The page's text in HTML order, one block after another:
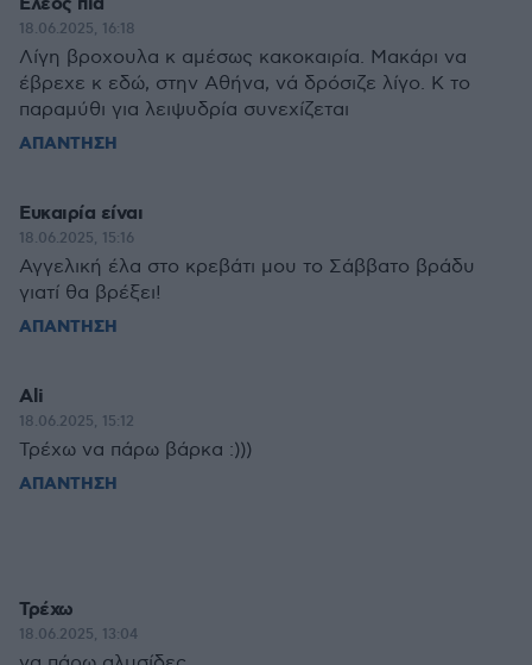
18.06.2025, 16:18
Λίγη βροχουλα κ αμέσως κακοκαιρία. Μακάρι να
έβρεχε κ εδώ, στην Αθήνα, νά δρόσιζε λίγο. Κ το
παραμύθι για λειψυδρία συνεχίζεται
ΑΠΑΝΤΗΣΗ
Ευκαιρία είναι
18.06.2025, 15:16
Αγγελική έλα στο κρεβάτι μου το Σάββατο βράδυ
γιατί θα βρέξει!
ΑΠΑΝΤΗΣΗ
Ali
18.06.2025, 15:12
Τρέχω να πάρω βάρκα :)))
ΑΠΑΝΤΗΣΗ
Τρέχω
18.06.2025, 13:04